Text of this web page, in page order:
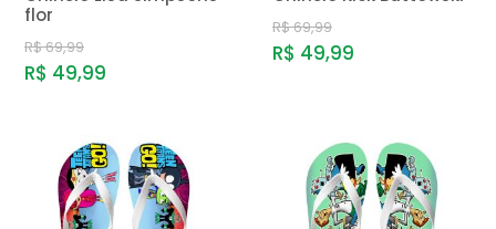
flor
R$ 69,99
R$ 49,99
R$ 69,99
R$ 49,99